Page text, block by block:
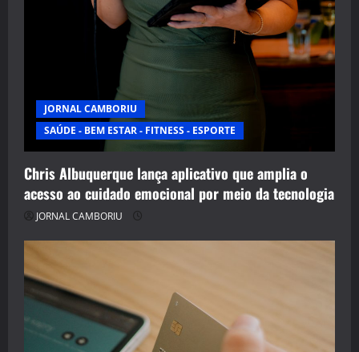
JORNAL CAMBORIU
SAÚDE - BEM ESTAR - FITNESS - ESPORTE
Chris Albuquerque lança aplicativo que amplia o
acesso ao cuidado emocional por meio da tecnologia
JORNAL CAMBORIU